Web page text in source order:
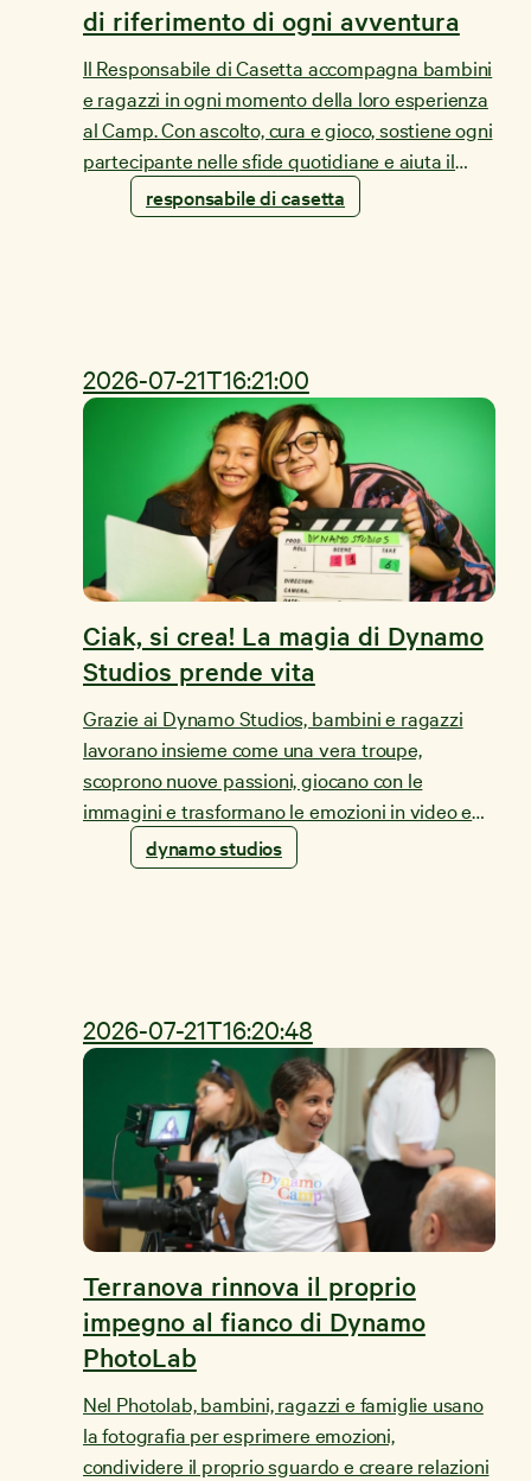
di riferimento di ogni avventura
Il Responsabile di Casetta accompagna bambini
e ragazzi in ogni momento della loro esperienza
al Camp. Con ascolto, cura e gioco, sostiene ogni
partecipante nelle sfide quotidiane e aiuta il
gruppo a sentirsi accolto e al sicuro. Scopri cosa
rende questo ruolo così speciale.
responsabile di casetta
2026-07-21T16:21:00
Ciak, si crea! La magia di Dynamo
Studios prende vita
Grazie ai Dynamo Studios, bambini e ragazzi
lavorano insieme come una vera troupe,
scoprono nuove passioni, giocano con le
immagini e trasformano le emozioni in video e
cortometraggi.
dynamo studios
2026-07-21T16:20:48
Terranova rinnova il proprio
impegno al fianco di Dynamo
PhotoLab
Nel Photolab, bambini, ragazzi e famiglie usano
la fotografia per esprimere emozioni,
condividere il proprio sguardo e creare relazioni